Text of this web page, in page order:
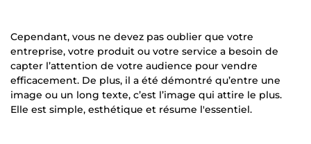
Cependant, vous ne devez pas oublier que votre
entreprise, votre produit ou votre service a besoin de
capter l’attention de votre audience pour vendre
efficacement. De plus, il a été démontré qu’entre une
image ou un long texte, c’est l’image qui attire le plus.
Elle est simple, esthétique et résume l'essentiel.